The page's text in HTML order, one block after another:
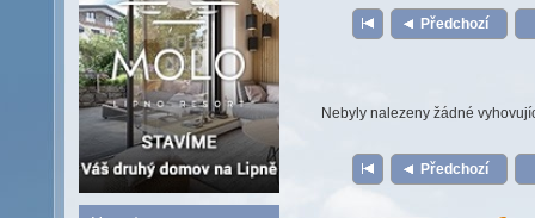
Předchozí
Nebyly nalezeny žádné
Předchozí